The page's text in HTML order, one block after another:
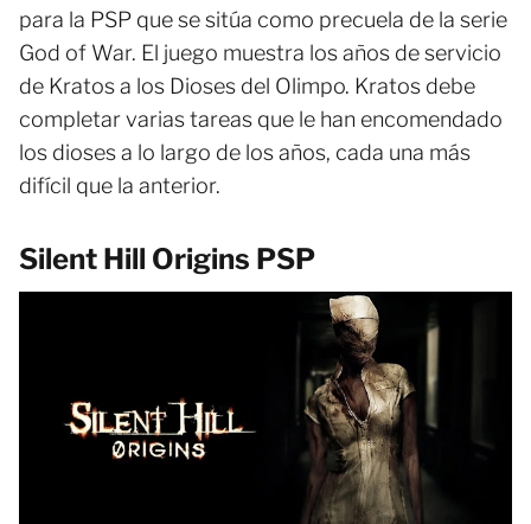
para la PSP que se sitúa como precuela de la serie
God of War. El juego muestra los años de servicio
de Kratos a los Dioses del Olimpo. Kratos debe
completar varias tareas que le han encomendado
los dioses a lo largo de los años, cada una más
difícil que la anterior.
Silent Hill Origins PSP